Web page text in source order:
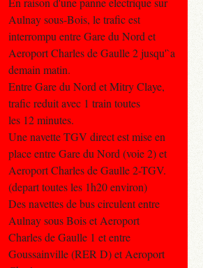
Aulnay sous-Bois, le trafic est
interrompu entre Gare du Nord et
Aeroport Charles de Gaulle 2 jusqu'`a
demain matin.
Entre Gare du Nord et Mitry Claye,
trafic reduit avec 1 train toutes
les 12 minutes.
Une navette TGV direct est mise en
place entre Gare du Nord (voie 2) et
Aeroport Charles de Gaulle 2-TGV.
(depart toutes les 1h20 environ)
Des navettes de bus circulent entre
Aulnay sous Bois et Aeroport
Charles de Gaulle 1 et entre
Goussainville (RER D) et Aeroport